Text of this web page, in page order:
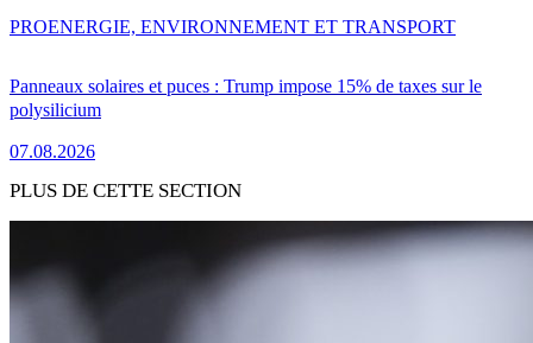
Panneaux solaires et puces : Trump impose 15% de taxes sur le
polysilicium
07.08.2026
PROENERGIE, ENVIRONNEMENT ET TRANSPORT
PLUS DE CETTE SECTION